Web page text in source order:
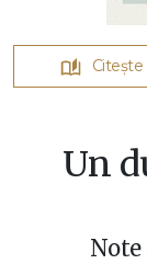
Citește
Un
Note